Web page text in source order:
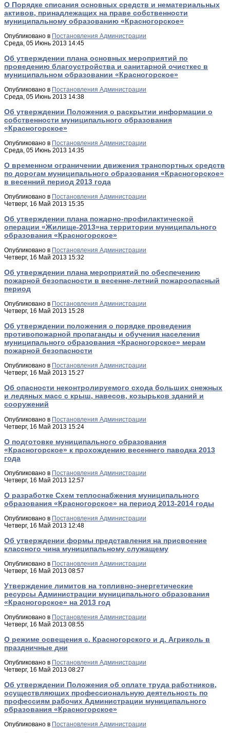
О Порядке списания основных средств и нематериальных
активов, принадлежащих на праве собственности
муниципальному образованию «Красногорское»
Опубликовано в Постановления Администрации
Среда, 05 Июнь 2013 14:45
Об утверждении плана основных мероприятий по
проведению благоустройства и санитарной очисткеc в
муниципальном образовании «Красногорское»
Опубликовано в Постановления Администрации
Среда, 05 Июнь 2013 14:38
Об утверждении Положения о раскрытии информации о
собственности муниципального образования
«Красногорское»
Опубликовано в Постановления Администрации
Среда, 05 Июнь 2013 14:35
О временном ограничении движения транспортных средств
по дорогам муниципального образования «Красногорское»
в весенний период 2013 года
Опубликовано в Постановления Администрации
Четверг, 16 Май 2013 15:35
Об утверждении плана пожарно-профилактической
операции «Жилище-2013»на территории муниципального
образования «Красногорское»
Опубликовано в Постановления Администрации
Четверг, 16 Май 2013 15:32
Об утверждении плана мероприятий по обеспечению
пожарной безопасности в весенне-летний пожароопасный
период
Опубликовано в Постановления Администрации
Четверг, 16 Май 2013 15:28
Об утверждении положения о порядке проведения
противопожарной пропаганды и обучения населения
муниципального образования «Красногорское» мерам
пожарной безопасности
Опубликовано в Постановления Администрации
Четверг, 16 Май 2013 15:27
Об опасности неконтролируемого схода больших снежных
и ледяных масс с крыш, навесов, козырьков зданий и
сооружений
Опубликовано в Постановления Администрации
Четверг, 16 Май 2013 15:24
О подготовке муниципального образования
«Красногорское» к прохождению весеннего паводка 2013
года
Опубликовано в Постановления Администрации
Четверг, 16 Май 2013 12:57
О разработке Схем теплоснабжения муниципального
образования «Красногорское» на период 2013-2014 годы
Опубликовано в Постановления Администрации
Четверг, 16 Май 2013 12:48
Об утверждении формы представления на присвоение
классного чина муниципальному служащему
Опубликовано в Постановления Администрации
Четверг, 16 Май 2013 08:57
Утверждение лимитов на топливно-энергетические
ресурсы Администрации муниципального образования
«Красногорское» на 2013 год
Опубликовано в Постановления Администрации
Четверг, 16 Май 2013 08:55
О режиме освещения с. Красногорского и д. Агриколь в
праздничные дни
Опубликовано в Постановления Администрации
Четверг, 16 Май 2013 08:27
Об утверждении Положения об оплате труда работников,
осуществляющих профессиональную деятельность по
профессиям рабочих Администрации муниципального
образования «Красногорское»
Опубликовано в Постановления Администрации